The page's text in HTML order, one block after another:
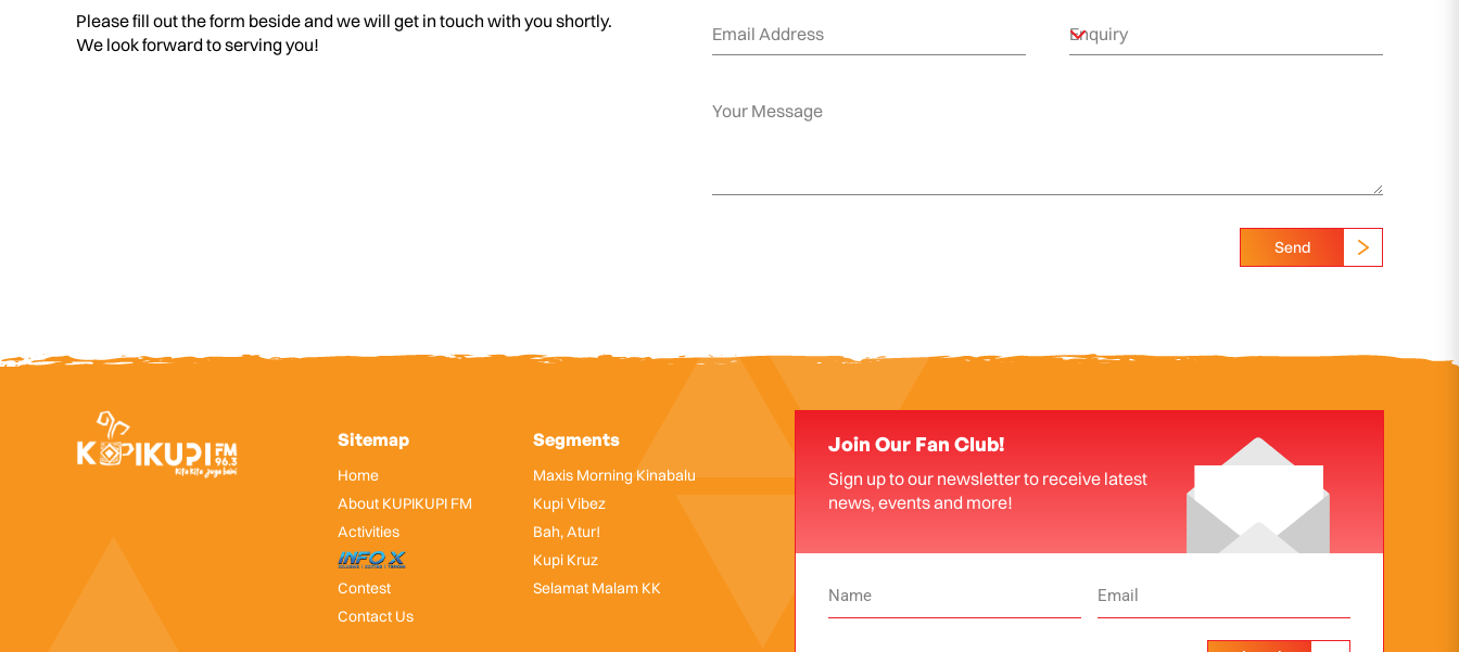
Please fill out the form beside and we will get in touch with you shortly.
We look forward to serving you!
Send
Sitemap
Home
About KUPIKUPI FM
Activities
InfoX
Contest
Contact Us
Segments
Maxis Morning Kinabalu
Kupi Vibez
Bah, Atur!
Kupi Kruz
Selamat Malam KK
Join Our Fan Club!
Sign up to our newsletter to receive latest
news, events and more!